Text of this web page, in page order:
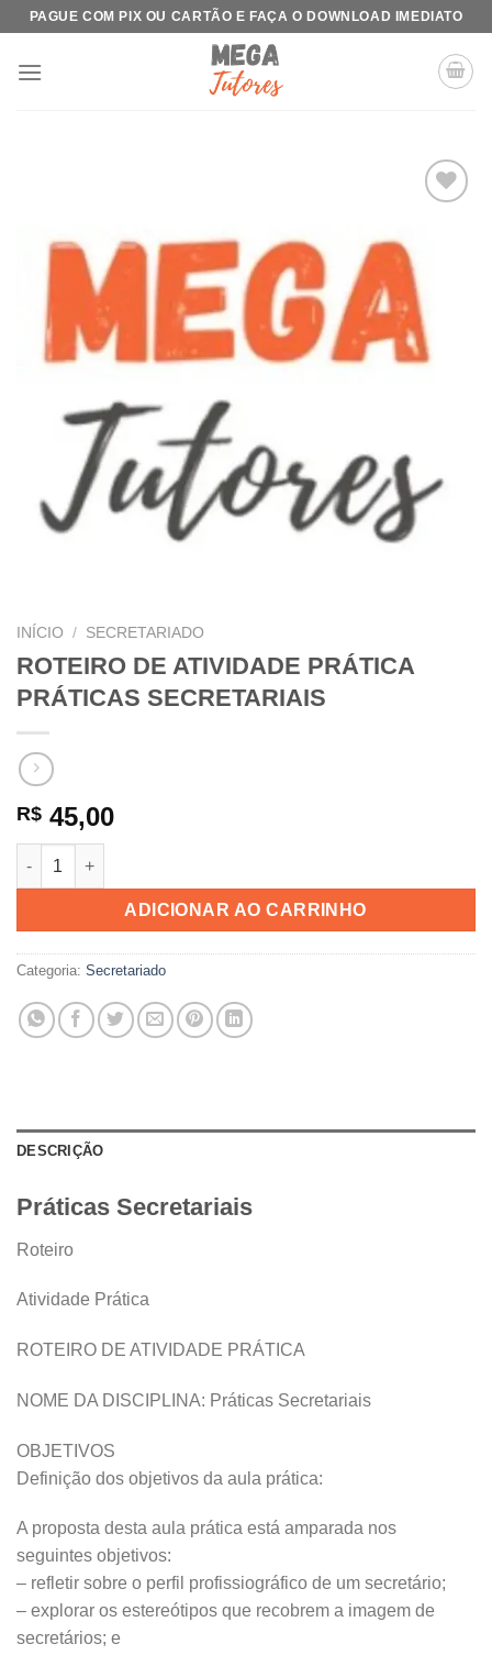
Skip
content
PAGUE COM PIX OU CARTÃO E FAÇA O DOWNLOAD IMEDIATO
wishlist
INÍCIO / SECRETARIADO
ROTEIRO DE ATIVIDADE PRÁTICA
PRÁTICAS SECRETARIAIS
R$ 45,00
ROTEIRO DE ATIVIDADE PRÁTICA PRÁTICAS SECRETARIAIS
ADICIONAR AO CARRINHO
Categoria: Secretariado
DESCRIÇÃO
Práticas Secretariais
Roteiro
Atividade Prática
ROTEIRO DE ATIVIDADE PRÁTICA
NOME DA DISCIPLINA: Práticas Secretariais
OBJETIVOS
Definição dos objetivos da aula prática:
A proposta desta aula prática está amparada nos
seguintes objetivos:
– refletir sobre o perfil profissiográfico de um secretário;
– explorar os estereótipos que recobrem a imagem de
secretários; e